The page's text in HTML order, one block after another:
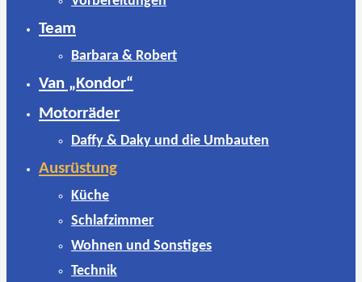
Team
Barbara & Robert
Van „Kondor“
Motorräder
Daffy & Daky und die Umbauten
Ausrüstung
Küche
Schlafzimmer
Wohnen und Sonstiges
Technik